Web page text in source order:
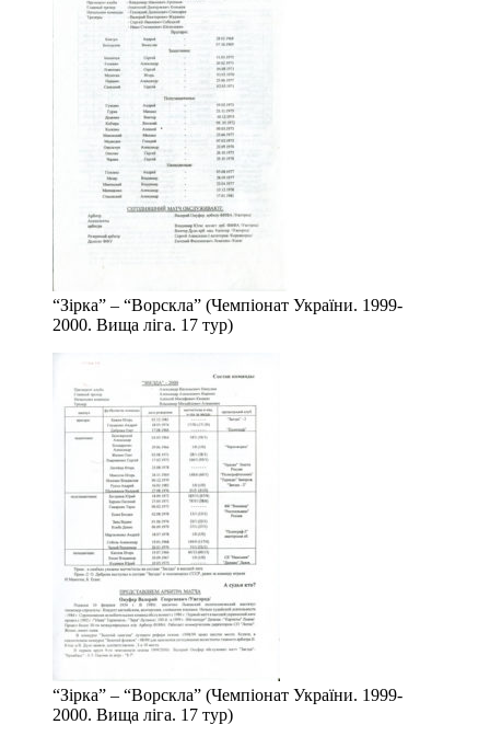
“Зірка” – “Ворскла” (Чемпіонат України. 1999-
2000. Вища ліга. 17 тур)
“Зірка” – “Ворскла” (Чемпіонат України. 1999-
2000. Вища ліга. 17 тур)